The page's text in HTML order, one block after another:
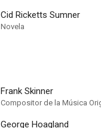
Cid Ricketts Sumner
Novela
Frank Skinner
Compositor de la Música
George Hoagland